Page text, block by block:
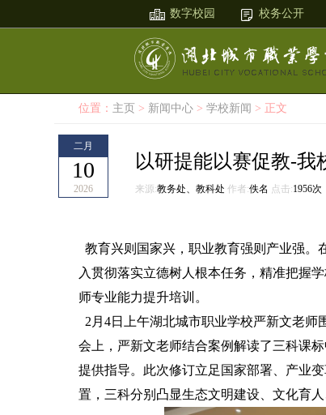
数字校园 校务公开
位置： 主页 > 新闻中心 >学校新闻 > 正文
二月
10
2026
以研提能以赛促教-我
来源:教务处、教科处作者:佚名 点击:1956次
教育兴则国家兴，职业教育强则产业强。
入贯彻落实立德树人根本任务，精准把握
师专业能力提升培训。
2月4日上午湖北城市职业学校严新文老
会上，严新文老师结合案例解读了三科课
提供指导。此次修订立足国家部署、产业
置，三科分别凸显生态文明建设、文化育